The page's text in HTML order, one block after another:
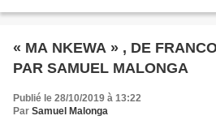
« MA NKEWA » , DE
PAR SAMUEL MALONGA
Publié le 28/10/2019 à 13:22
Par Samuel Malonga